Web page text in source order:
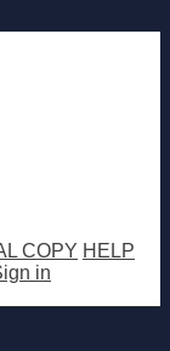
COPY HELP
in